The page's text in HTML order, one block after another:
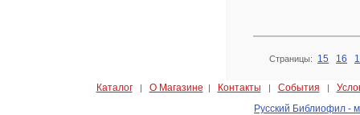
Страницы: 15 16
Каталог| О Магазине | Контакты | События |
Русский Библиофил -